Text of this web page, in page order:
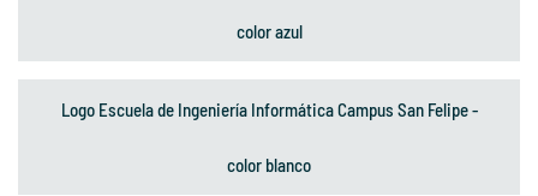
color azul
Logo Escuela de Ingeniería Informática Campus San Felipe -
color blanco